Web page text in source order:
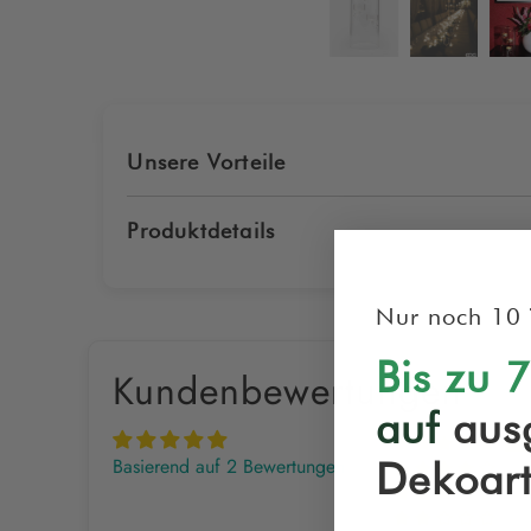
Unsere Vorteile
Produktdetails
Kundenbewertungen
Basierend auf 2 Bewertungen
Nur noch 10
Bis zu
auf